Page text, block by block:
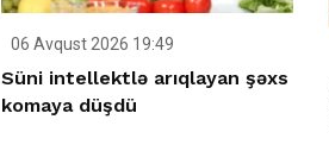
06 Avqust 2026 19:49
Süni intellektlə arıqlayan şəxs
komaya düşdü